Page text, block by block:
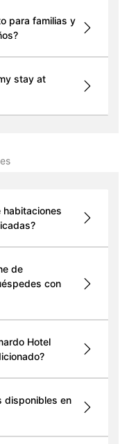
para familias y
stay at
habitaciones
de
con
Hotel
disponibles en